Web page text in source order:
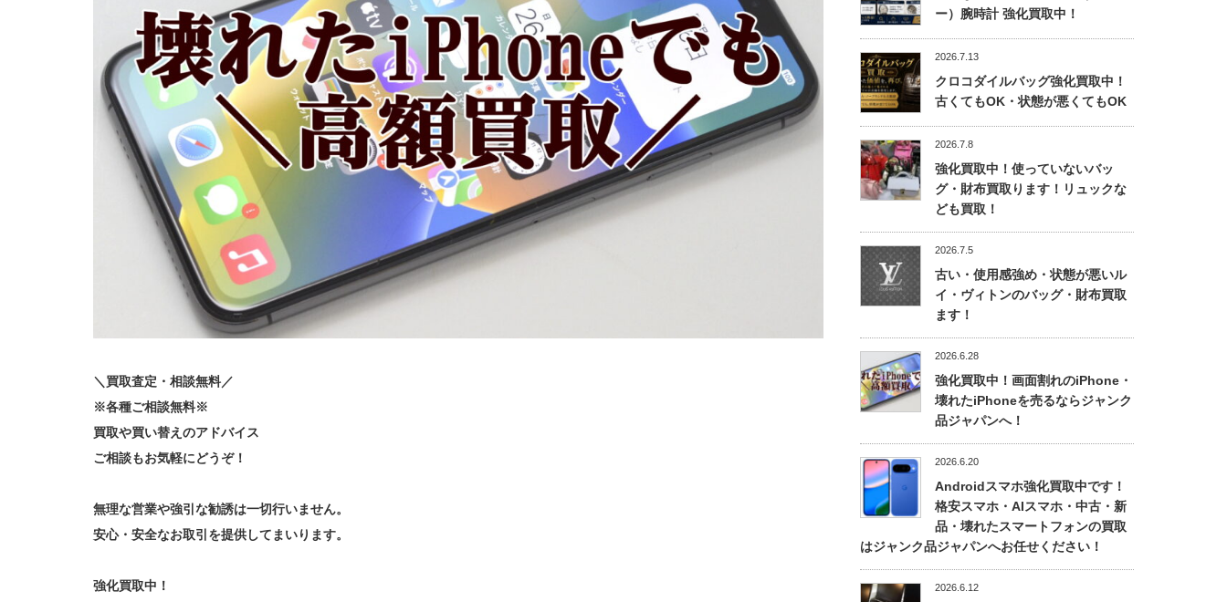
＼買取査定・相談無料／
※各種ご相談無料※
買取や買い替えのアドバイス
ご相談もお気軽にどうぞ！
無理な営業や強引な勧誘は一切行いません。
安心・安全なお取引を提供してまいります。
強化買取中！
ー）腕時計 強化買取中！
2026.7.13
クロコダイルバッグ強化買取中！
古くてもOK・状態が悪くてもOK
2026.7.8
強化買取中！使っていないバッ
グ・財布買取ります！リュックな
ども買取！
2026.7.5
古い・使用感強め・状態が悪いル
イ・ヴィトンのバッグ・財布買取
ます！
2026.6.28
強化買取中！画面割れのiPhone・
壊れたiPhoneを売るならジャンク
品ジャパンへ！
2026.6.20
Androidスマホ強化買取中です！
格安スマホ・AIスマホ・中古・新
品・壊れたスマートフォンの買取
はジャンク品ジャパンへお任せください！
2026.6.12